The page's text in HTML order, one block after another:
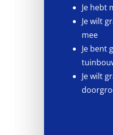
Je hebt
Je wilt
mee
Je bent
Je wilt